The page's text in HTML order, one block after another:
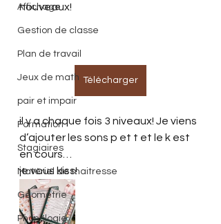
Affichage
Gestion de classe
Plan de travail
Jeux de math
pair et impair
Formation
Stagiaires
Matériel de maitresse
Géométrie
Phonologie
nouveaux!
Télécharger
il y a chaque fois 3 niveaux! Je viens
d’ajouter les sons p et t et le k est
en cours…
je vous kiss!